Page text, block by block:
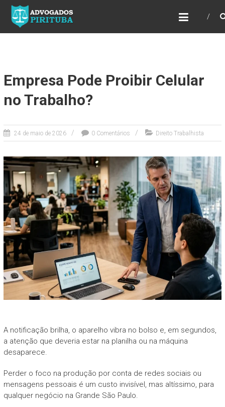
ADVOGADOS PIRITUBA
Precisando de advogado? Entre em contato!
Fazemos toda a assessoria que você
Empresa Pode Proibir Celular
no Trabalho?
24 de maio de 2026 0 Comentários Direito Trabalhista
A notificação brilha, o aparelho vibra no bolso e, em segundos,
a atenção que deveria estar na planilha ou na máquina
desaparece.
Perder o foco na produção por conta de redes sociais ou
mensagens pessoais é um custo invisível, mas altíssimo, para
qualquer negócio na Grande São Paulo.